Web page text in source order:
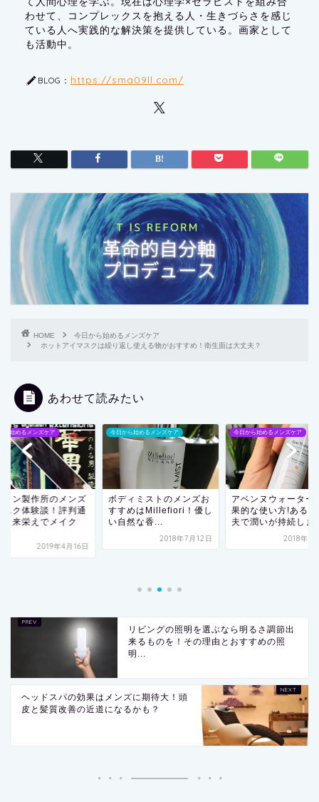
わせて、コンプレックスを抱える人・生きづらさを感じ
ている人へ実践的な解決策を提供している。画家として
も活動中。
BLOG： https://sma09ll.com/
HOME
今日から始めるメンズケア
ホットアイマスクは繰り返し使える物がおすすめ！衛生面は大丈夫？
あわせて読みたい
ら始めるメンズケア
ィミストのメンズお
めはMillefiori！優し
然な香...
今日から始めるメンズケア
アベンヌウォーターの効
果的な使い方!あるひと工
夫で潤いが持続します...
2018年3月18日
今日から始めるメンズケア
アベンヌウォーター
の乾燥を防げるの？
クリームを併用する
リビングの照明を選ぶなら明るさ調節出
来るものを！その理由とおすすめの照
明...
ヘッドスパの効果はメンズに期待大！頭
皮と髪質改善の近道になるかも？